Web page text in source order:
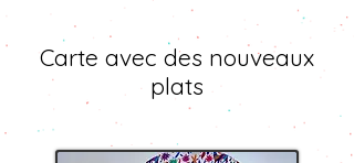
Carte avec des nouveaux
plats